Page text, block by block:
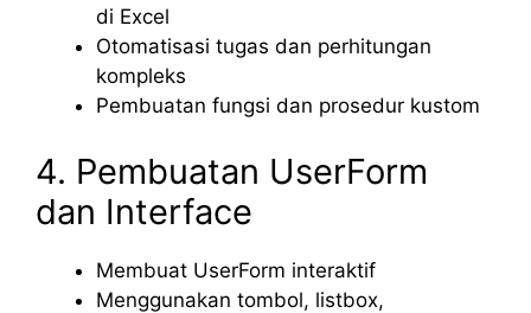
di Excel
Otomatisasi tugas dan perhitungan
kompleks
Pembuatan fungsi dan prosedur kustom
4. Pembuatan UserForm
dan Interface
Membuat UserForm interaktif
Menggunakan tombol, listbox,